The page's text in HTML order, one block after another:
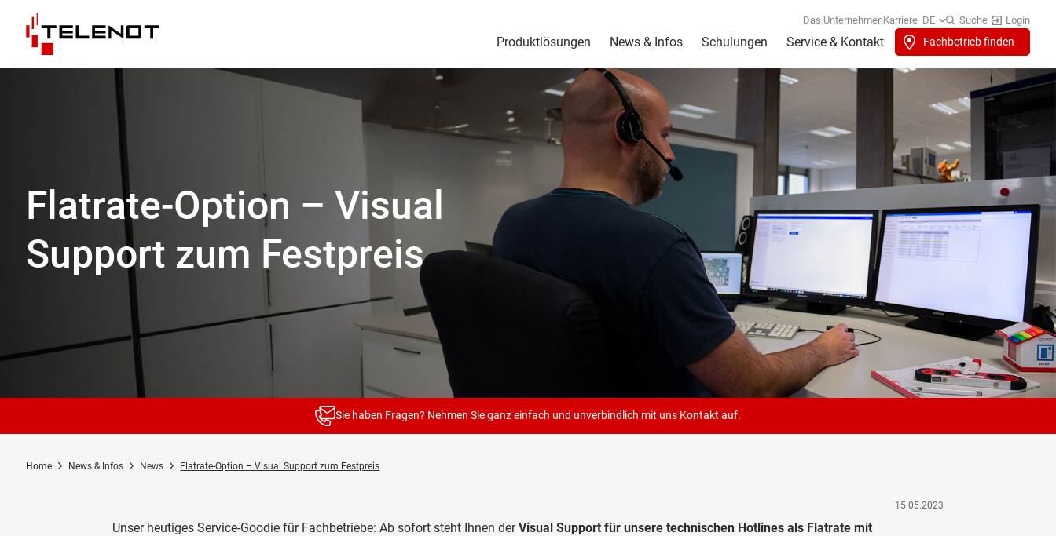
Das UnternehmenKarriere DE Suche Login
Produktlösungen News & Infos Schulungen Service & Kontakt Fachbetrieb finden
Flatrate-Option – Visual
Support zum Festpreis
Sie haben Fragen? Nehmen Sie ganz einfach und unverbindlich mit uns Kontakt auf.
Home News & Infos News Flatrate-Option – Visual Support zum Festpreis
15.05.2023
Unser heutiges Service-Goodie für Fachbetriebe: Ab sofort steht Ihnen derVisual Support für unsere technischen Hotlines als Flatrate mit